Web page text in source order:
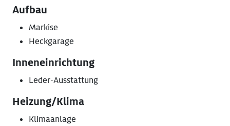
Aufbau
Markise
Heckgarage
Inneneinrichtung
Leder-Ausstattung
Heizung/Klima
Klimaanlage